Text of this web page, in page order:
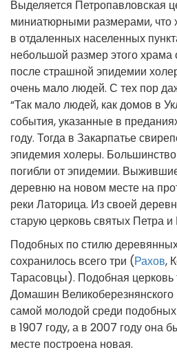
Выделяется Петропавловская
миниатюрными размерами, что
в отдаленных населенных
небольшой размер этого храма
после страшной эпидемии
очень мало людей. С тех пор
“Так мало людей, как домов в
события, указанные в
году. Тогда в Закарпатье
эпидемия холеры.
погибли от эпидемии.
деревню на новом месте на
реки Латорица. Из своей
старую церковь святых Петра
Подобных по стилю
сохранилось всего три (Рахов,
Тарасовцы). Подобная церковь
Домашин
самой молодой среди
в 1907 году, а в 2007 году она
месте построена новая.